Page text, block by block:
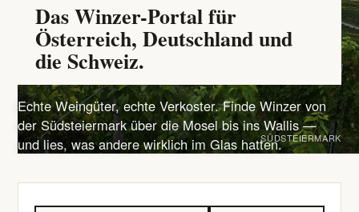
Das Winzer-Portal für
Österreich, Deutschland und
die Schweiz.
Echte Weingüter, echte Verkoster. Finde Winzer von
der Südsteiermark über die Mosel bis ins Wallis —
und lies, was andere wirklich im Glas hatten.SÜDSTEIERMARK